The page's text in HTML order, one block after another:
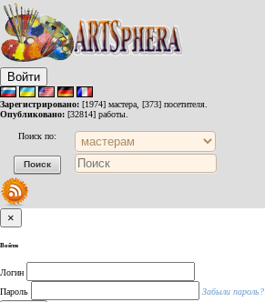
Войти
Зарегистрировано: [1974] мастера, [373] посетителя.
Опубликовано: [32814] работы.
Поиск по:
×
Войти
Логин
Пароль
Забыли пароль?